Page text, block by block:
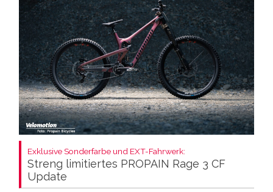
Exklusive Sonderfarbe und EXT-Fahrwerk:
Streng limitiertes PROPAIN Rage 3 CF
Update